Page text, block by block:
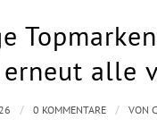
alle
/ 0 KOMMENTARE / VON